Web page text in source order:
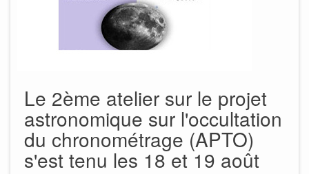
Le 2ème atelier sur le projet
astronomique sur l'occultation
du chronométrage (APTO)
s'est tenu les 18 et 19 août